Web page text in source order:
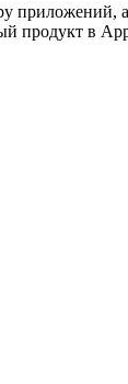
продукт в